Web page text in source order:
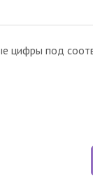
цифры под